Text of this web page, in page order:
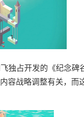
占开发的《纪念碑
战略调整有关，而